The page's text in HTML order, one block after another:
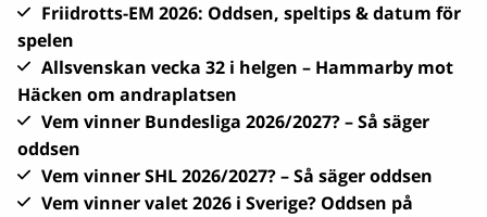
Friidrotts-EM 2026: Oddsen, speltips & datum för
spelen
Allsvenskan vecka 32 i helgen – Hammarby mot
Häcken om andraplatsen
Vem vinner Bundesliga 2026/2027? – Så säger
oddsen
Vem vinner SHL 2026/2027? – Så säger oddsen
Vem vinner valet 2026 i Sverige? Oddsen på